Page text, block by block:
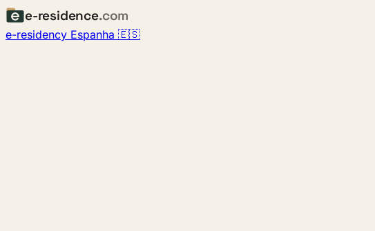
e-residence.com
e-residency Espanha 🇪🇸